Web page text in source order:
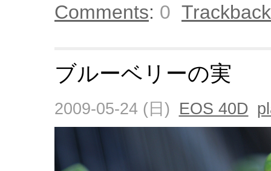
Comments: 0
ブルーベリーの実
2009-05-24 (日) EOS 40D